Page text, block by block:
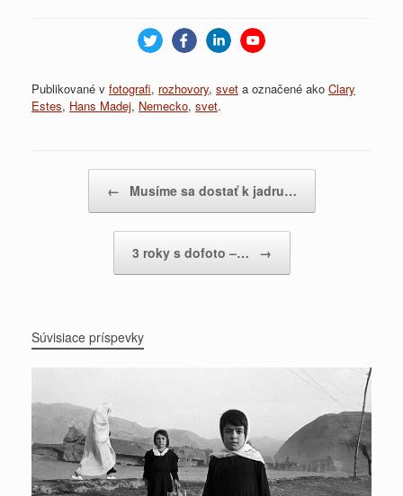
Publikované v fotografi, rozhovory, svet a označené ako Clary
Estes, Hans Madej, Nemecko, svet.
← Musíme sa dostať k jadru…
3 roky s dofoto –… →
Súvisiace príspevky